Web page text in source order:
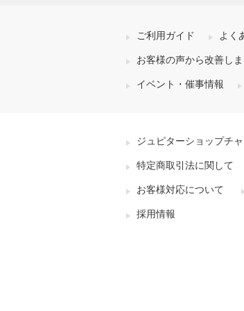
ご利用ガイド よく
お客様の声から改善し
イベント・催事情報
ジュピターショップチ
特定商取引法に関して
お客様対応について
採用情報